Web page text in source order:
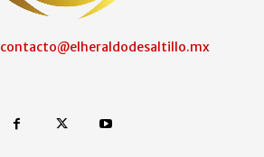
contacto@elheraldodesaltillo.mx